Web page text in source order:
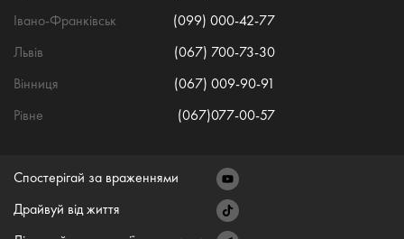
Івано-Франківськ
(099) 000-42-77
Львів
(067) 700-73-30
Вінниця
(067) 009-90-91
Рівне
(067)077-00-57
Спостерігай за враженнями
Драйвуй від життя